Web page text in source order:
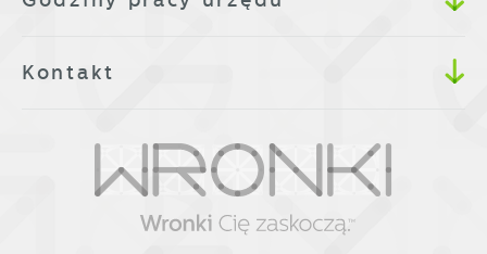
Kontakt